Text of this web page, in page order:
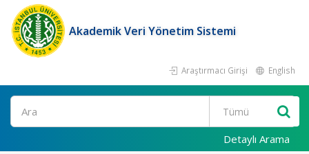
Akademik Veri Yönetim Sistemi
Araştırmacı Girişi English
Ara
Detaylı Arama